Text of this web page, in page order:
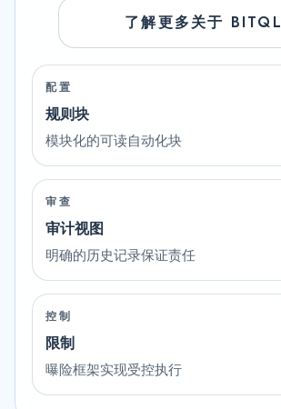
了解更多关于 BITQL
配置
规则块
模块化的可读自动化块
审查
审计视图
明确的历史记录保证责任
控制
限制
曝险框架实现受控执行